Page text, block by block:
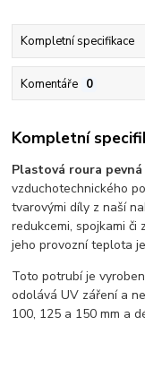
Kompletní specifikace
Komentáře 0
Kompletní
Plastová roura
vzduchotechnického
tvarovými díly z naší
redukcemi, spojkami
jeho provozní teplota
Toto potrubí je
odolává UV záření a
100, 125 a 150 mm a